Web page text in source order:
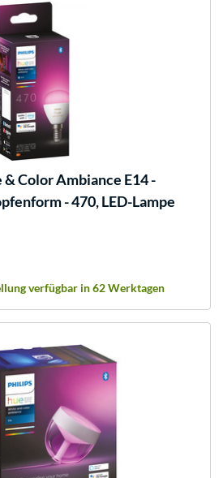
Color Ambiance E14 -
- 470, LED-Lampe
verfügbar in 62 Werktagen